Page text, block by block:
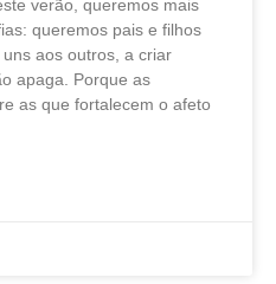
verão, queremos mais
queremos pais e filhos
aos outros, a criar
apaga. Porque as
as que fortalecem o afeto